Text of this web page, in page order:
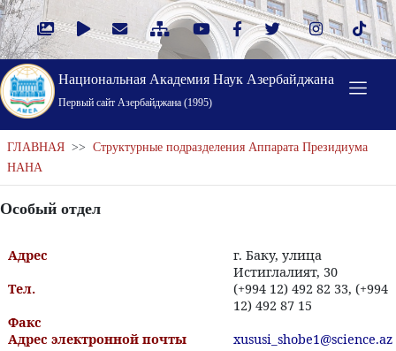
Национальная Академия Наук Азербайджана
Первый cайт Азербайджана (1995)
ГЛАВНАЯ >> Структурные подразделения Аппарата Президиума
НАНА
Особый отдел
Адрес
г. Баку, улица
Истиглалият, 30
Тел.
(+994 12) 492 82 33, (+994
12) 492 87 15
Факс
Адрес электронной почты
xususi_shobe1@science.az